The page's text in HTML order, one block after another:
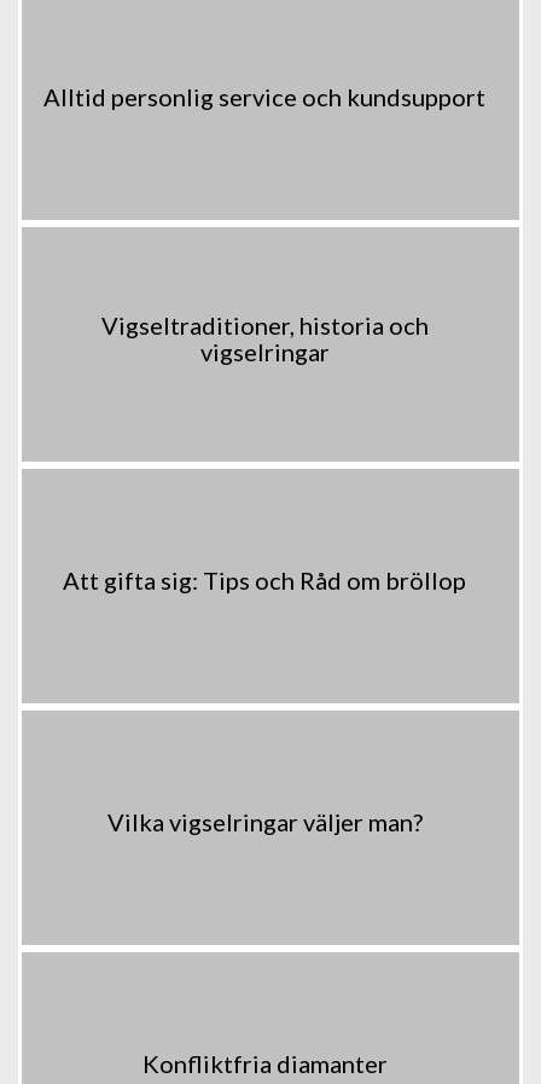
Alltid personlig service och kundsupport
Vigseltraditioner, historia och
vigselringar
Att gifta sig: Tips och Råd om bröllop
Vilka vigselringar väljer man?
Konfliktfria diamanter